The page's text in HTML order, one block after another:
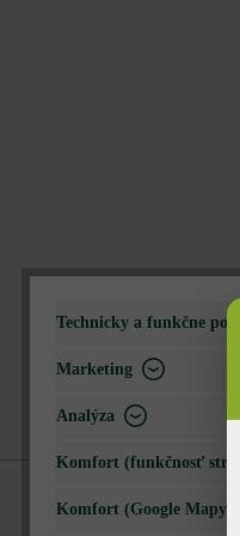
Technicky a funkčne
Marketing
Analýza
Komfort (funkčnosť
Komfort (Google Mapy)